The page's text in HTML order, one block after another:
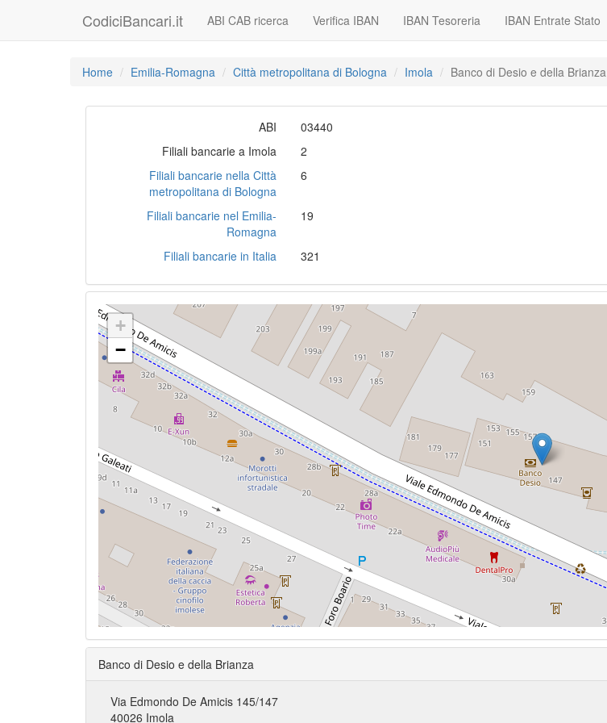
CodiciBancari.it ABI CAB ricerca Verifica IBAN IBAN Tesoreria IBAN Entrate Stato
Home Emilia-Romagna Città metropolitana di Bologna Imola Banco di Desio e della Brianza
ABI
03440
Filiali bancarie a Imola
2
Filiali bancarie nella Città
metropolitana di Bologna
6
Filiali bancarie nel Emilia-
Romagna
19
Filiali bancarie in Italia 321
+
−
Banco di Desio e della Brianza
Via Edmondo De Amicis 145/147
40026 Imola